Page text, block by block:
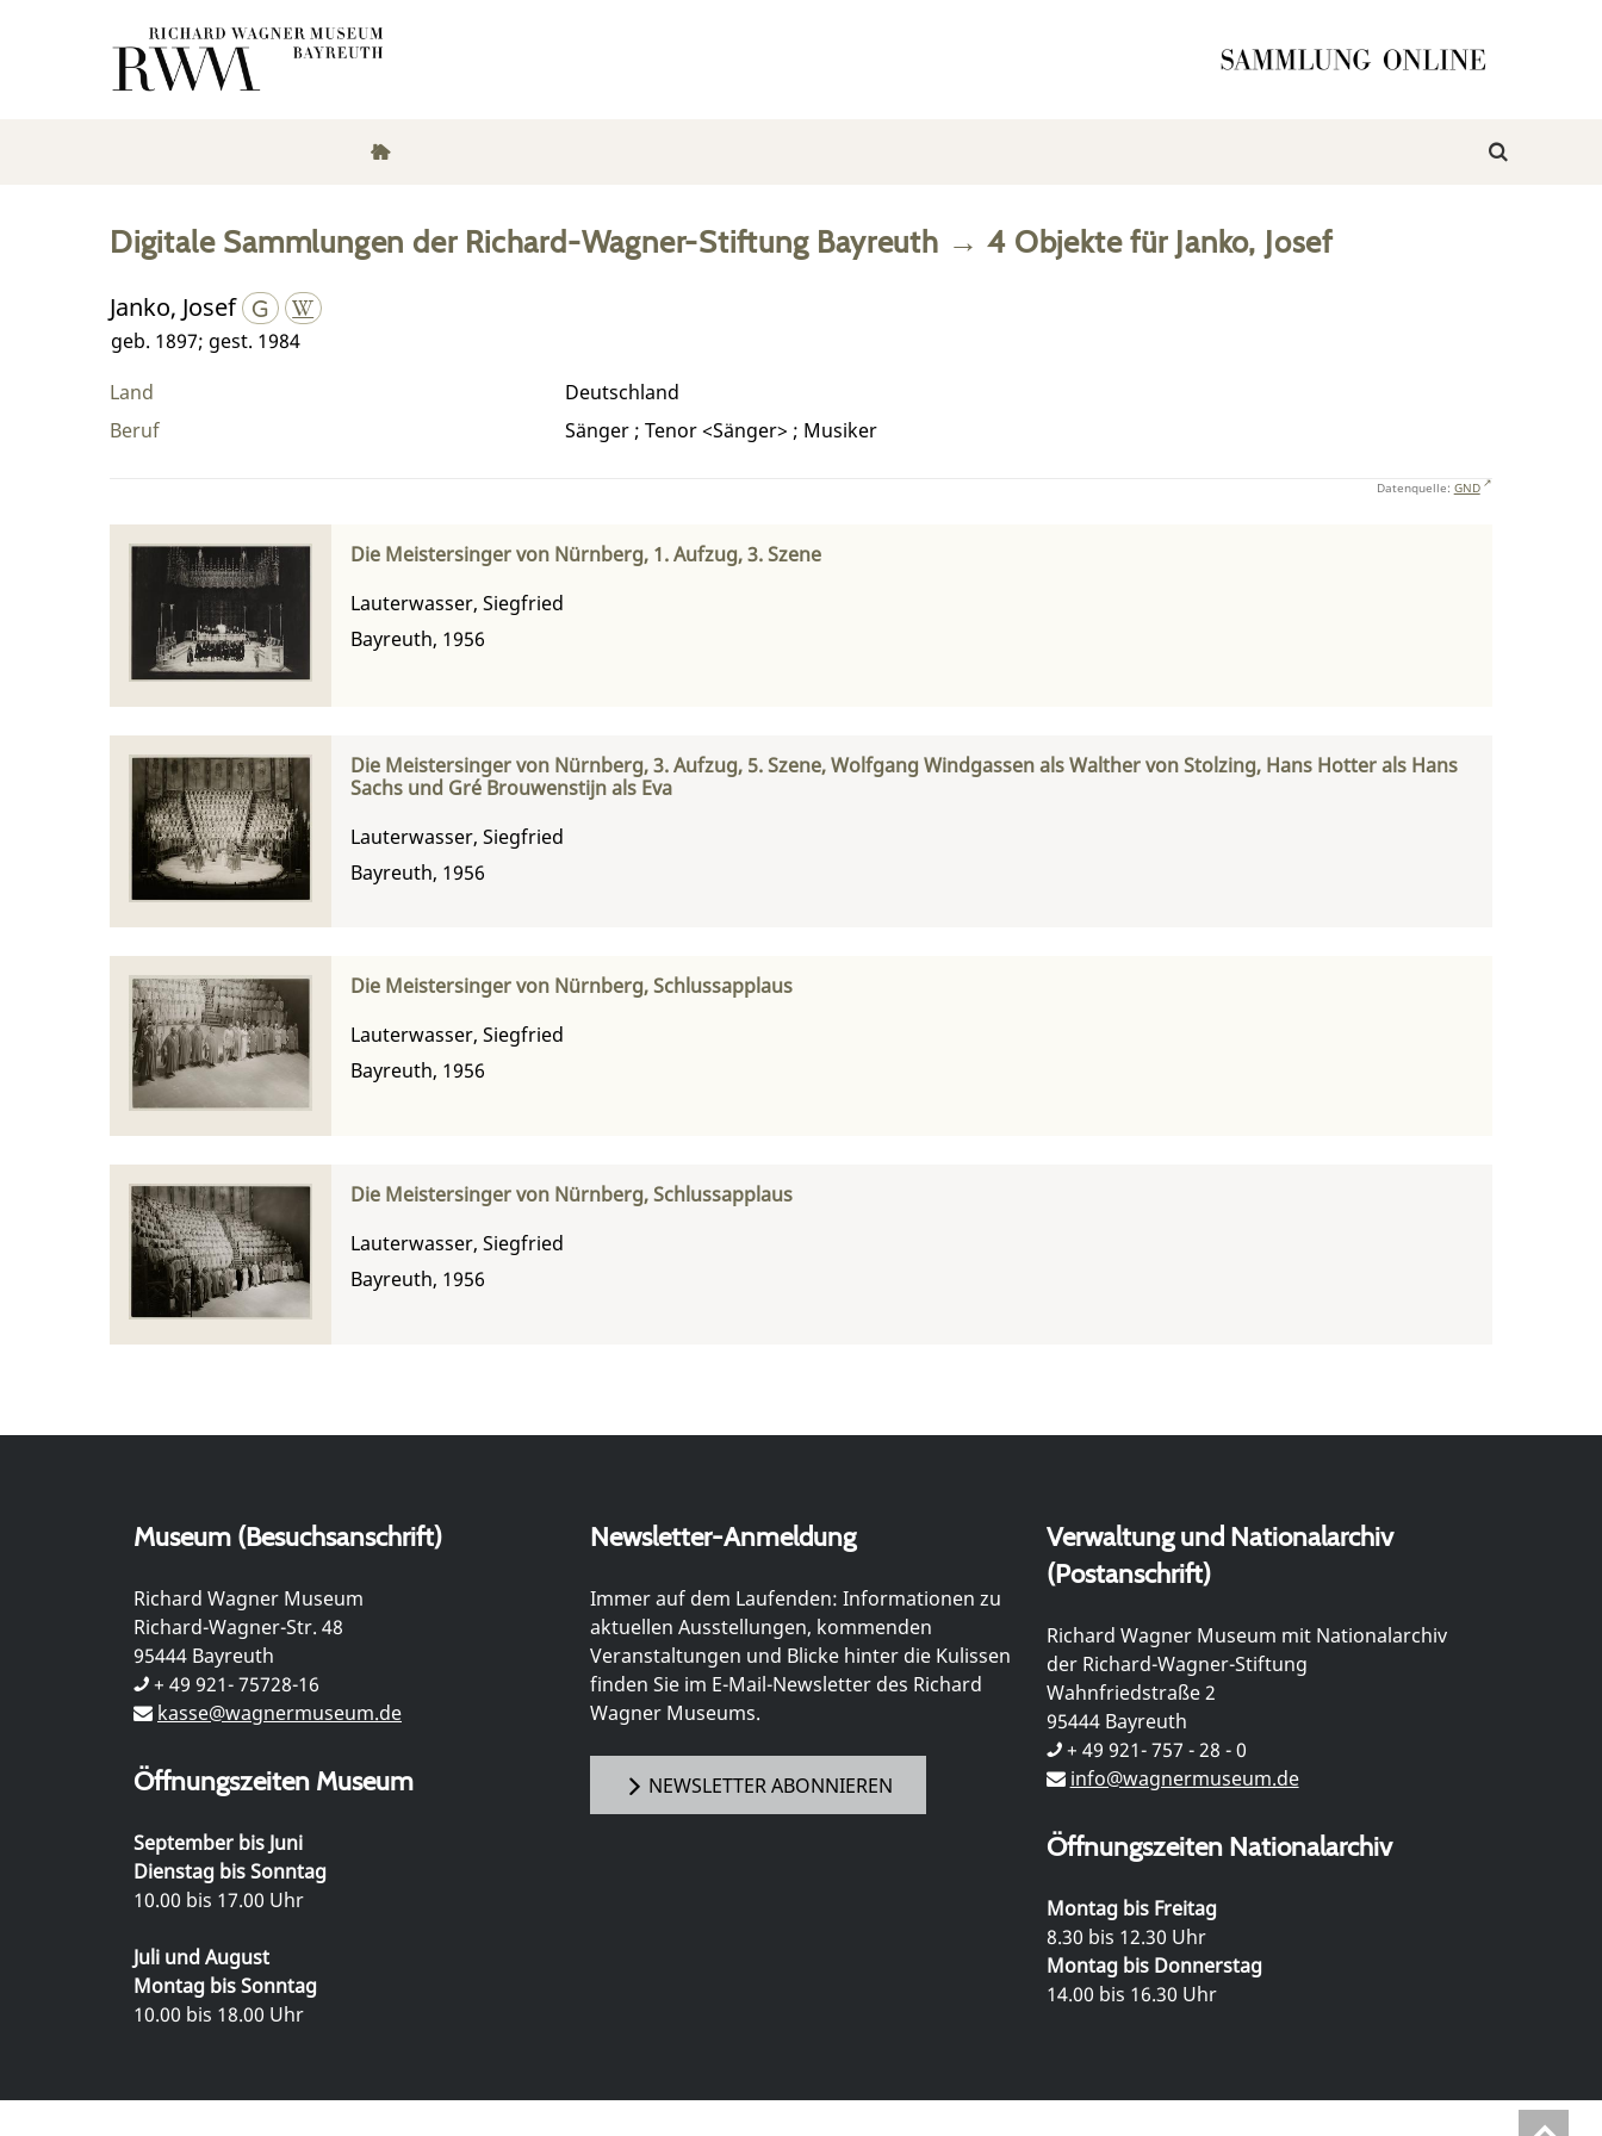
Digitale Sammlungen der Richard-Wagner-Stiftung Bayreuth →4 Objektefür Janko, Josef
Janko, Josef
geb. 1897; gest. 1984
Land
Deutschland
Beruf
Sänger ; Tenor <Sänger> ; Musiker
Datenquelle: GND
Die Meistersinger von Nürnberg, 1. Aufzug, 3. Szene
Lauterwasser, Siegfried
Bayreuth, 1956
Die Meistersinger von Nürnberg, 3. Aufzug, 5. Szene, Wolfgang Windgassen als Walther von Stolzing, Hans Hotter als Hans
Sachs und Gré Brouwenstijn als Eva
Lauterwasser, Siegfried
Bayreuth, 1956
Die Meistersinger von Nürnberg, Schlussapplaus
Lauterwasser, Siegfried
Bayreuth, 1956
Die Meistersinger von Nürnberg, Schlussapplaus
Lauterwasser, Siegfried
Bayreuth, 1956
Museum (Besuchsanschrift)
Richard Wagner Museum
Richard-Wagner-Str. 48
95444 Bayreuth
+ 49 921- 75728-16
kasse@wagnermuseum.de
Öffnungszeiten Museum
September bis Juni
Dienstag bis Sonntag
10.00 bis 17.00 Uhr
Juli und August
Montag bis Sonntag
10.00 bis 18.00 Uhr
Newsletter-Anmeldung
Immer auf dem Laufenden: Informationen zu
aktuellen Ausstellungen, kommenden
Veranstaltungen und Blicke hinter die Kulissen
finden Sie im E-Mail-Newsletter des Richard
Wagner Museums.
NEWSLETTER ABONNIEREN
Verwaltung und Nationalarchiv
(Postanschrift)
Richard Wagner Museum mit Nationalarchiv
der Richard-Wagner-Stiftung
Wahnfriedstraße 2
95444 Bayreuth
+ 49 921- 757 - 28 - 0
info@wagnermuseum.de
Öffnungszeiten Nationalarchiv
Montag bis Freitag
8.30 bis 12.30 Uhr
Montag bis Donnerstag
14.00 bis 16.30 Uhr